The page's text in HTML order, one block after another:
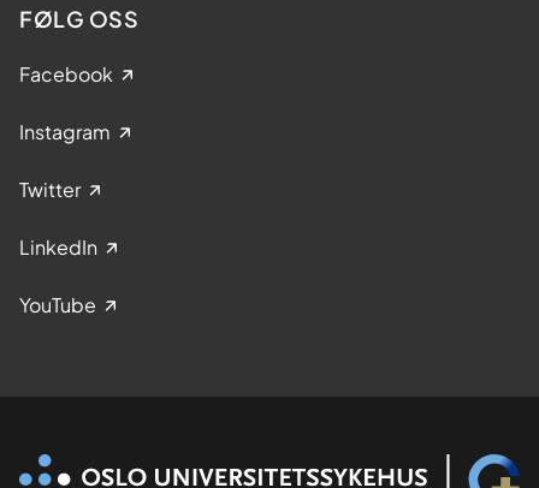
FØLG OSS
Facebook
Instagram
Twitter
LinkedIn
YouTube